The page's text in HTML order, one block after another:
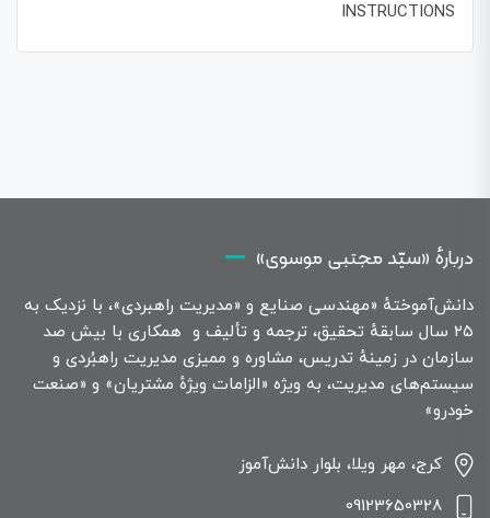
INSTRUCTIONS
دربارهٔ «سیّد مجتبی موسوی»
دانش‌آموختهٔ «مهندسی صنایع و «مدیریت راهبردی»، با نزدیک به
۲۵ سال سابقهٔ تحقیق، ترجمه و تألیف و همکاری با بیش صد
سازمان در زمینهٔ تدریس، مشاوره و ممیزی مدیریت راهبُردی و
سیستم‌های مدیریت، به ویژه «الزامات ویژهٔ مشتریان» و «صنعت
خودرو»
کرج، مهر ویلا، بلوار دانش‌آموز
09123650328